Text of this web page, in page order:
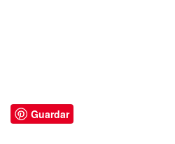
Guardar